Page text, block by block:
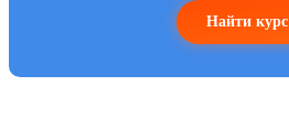
Найти курс